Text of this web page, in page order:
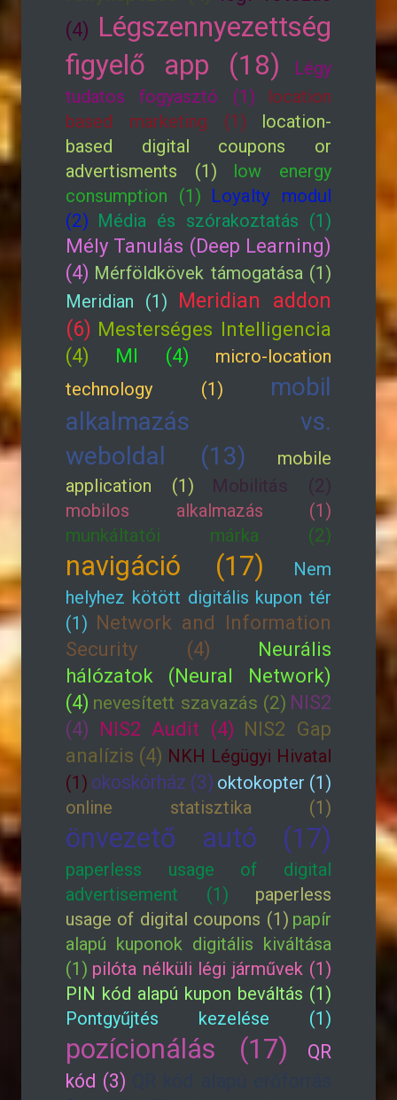
(4) Légszennyezettség
figyelő app (18)
Légy
tudatos fogyasztó (1)
location
based marketing (1)
location-
based digital coupons or
advertisments (1)
low energy
consumption (1) Loyalty modul
(2) Média és szórakoztatás (1)
Mély Tanulás (Deep Learning)
(4) Mérföldkövek támogatása (1)
Meridian (1)
Meridian addon
(6) Mesterséges Intelligencia
(4)
MI (4)
micro-location
technology (1)
mobil
alkalmazás vs.
weboldal (13)
mobile
application (1)
Mobilitás (2)
mobilos alkalmazás (1)
munkáltatói márka (2)
navigáció (17)
Nem
helyhez kötött digitális kupon tér
(1) Network and Information
Security (4)
Neurális
hálózatok (Neural Network)
(4) nevesített szavazás (2) NIS2
(4) NIS2 Audit (4) NIS2 Gap
analízis (4) NKH Légügyi Hivatal
(1) okoskórház (3) oktokopter (1)
online statisztika (1)
önvezető autó (17)
paperless usage of digital
advertisement (1)
paperless
usage of digital coupons (1) papír
alapú kuponok digitális kiváltása
(1) pilóta nélküli légi járművek (1)
PIN kód alapú kupon beváltás (1)
Pontgyűjtés kezelése (1)
pozícionálás (17)
QR
kód (3)